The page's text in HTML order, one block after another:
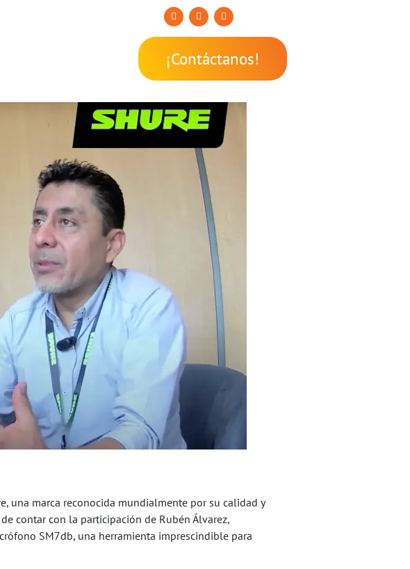
¡Contáctanos!
una marca reconocida mundialmente por su calidad y
contar con la participación de Rubén Álvarez,
SM7db, una herramienta imprescindible para